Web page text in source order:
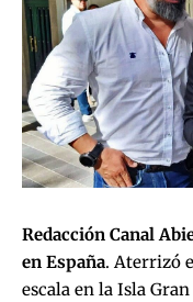
Redacción Canal
en España. Aterrizó
escala en la Isla